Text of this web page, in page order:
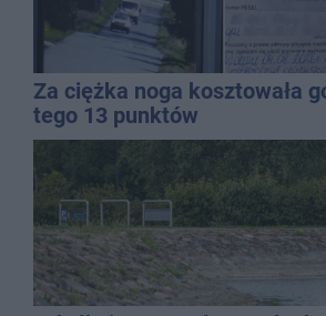
Za ciężka noga kosztowała
tego 13 punktów